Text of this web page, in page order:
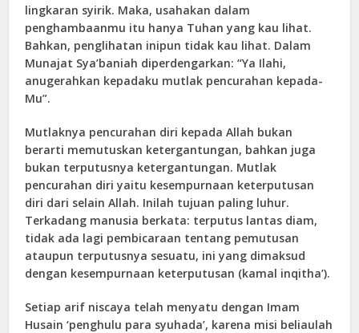
lingkaran syirik. Maka, usahakan dalam
penghambaanmu itu hanya Tuhan yang kau lihat.
Bahkan, penglihatan inipun tidak kau lihat. Dalam
Munajat Sya’baniah diperdengarkan: “Ya Ilahi,
anugerahkan kepadaku mutlak pencurahan kepada-
Mu”.
Mutlaknya pencurahan diri kepada Allah bukan
berarti memutuskan ketergantungan, bahkan juga
bukan terputusnya ketergantungan. Mutlak
pencurahan diri yaitu kesempurnaan keterputusan
diri dari selain Allah. Inilah tujuan paling luhur.
Terkadang manusia berkata: terputus lantas diam,
tidak ada lagi pembicaraan tentang pemutusan
ataupun terputusnya sesuatu, ini yang dimaksud
dengan kesempurnaan keterputusan (kamal inqitha’).
Setiap arif niscaya telah menyatu dengan Imam
Husain ‘penghulu para syuhada’, karena misi beliaulah